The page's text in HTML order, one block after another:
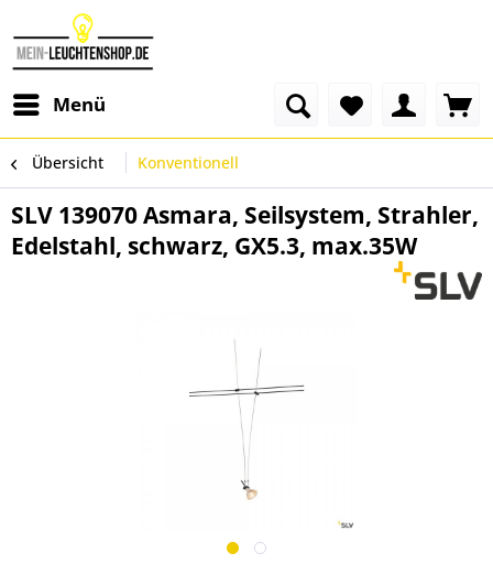
Menü
Übersicht Konventionell
SLV 139070 Asmara, Seilsystem, Strahler,
Edelstahl, schwarz, GX5.3, max.35W